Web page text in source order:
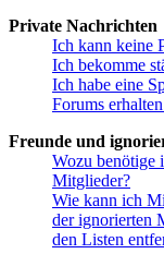
Private Nachrichten
Ich kann keine
Ich bekomme
Ich habe eine
Forums
Freunde und
Wozu benötige
Mitglieder?
Wie kann ich
der ignorierten
den Listen